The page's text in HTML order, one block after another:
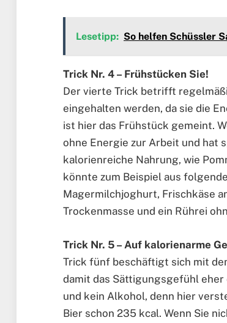
Lesetipp: So helfen Schüssler
Trick Nr. 4 – Frühstücken Sie!
Der vierte Trick betrifft
eingehalten werden, da sie die
ist hier das Frühstück gemeint.
ohne Energie zur Arbeit und hat
kalorienreiche Nahrung, wie
könnte zum Beispiel aus
Magermilchjoghurt, Frischkäse
Trockenmasse und ein Rührei
Trick Nr. 5 – Auf kalorienarme
Trick fünf beschäftigt sich mit
damit das Sättigungsgefühl eher
und kein Alkohol, denn hier
Bier schon 235 kcal. Wenn Sie